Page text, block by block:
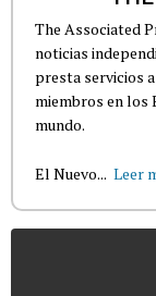
The Associated
noticias
presta servicios
miembros en los
mundo.
El Nuevo... Leer